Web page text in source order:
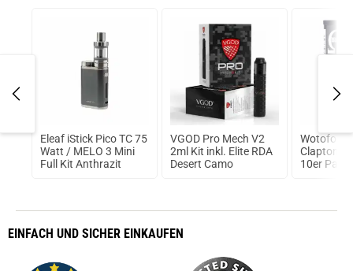
Eleaf iStick Pico TC 75
Watt / MELO 3 Mini
Full Kit Anthrazit
VGOD Pro Mech V2
2ml Kit inkl. Elite RDA
Desert Camo
Wotofo
Clapton
10er Pack
EINFACH UND SICHER EINKAUFEN